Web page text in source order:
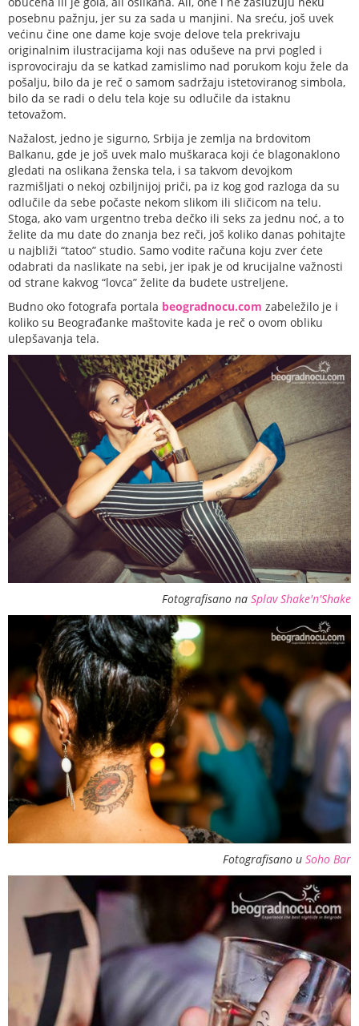
posebnu pažnju, jer su za sada u manjini. Na sreću, još uvek
većinu čine one dame koje svoje delove tela prekrivaju
originalnim ilustracijama koji nas oduševe na prvi pogled i
isprovociraju da se katkad zamislimo nad porukom koju žele da
pošalju, bilo da je reč o samom sadržaju istetoviranog simbola,
bilo da se radi o delu tela koje su odlučile da istaknu
tetovažom.
Nažalost, jedno je sigurno, Srbija je zemlja na brdovitom
Balkanu, gde je još uvek malo muškaraca koji će blagonaklono
gledati na oslikana ženska tela, i sa takvom devojkom
razmišljati o nekoj ozbiljnijoj priči, pa iz kog god razloga da su
odlučile da sebe počaste nekom slikom ili sličicom na telu.
Stoga, ako vam urgentno treba dečko ili seks za jednu noć, a to
želite da mu date do znanja bez reči, još koliko danas pohitajte
u najbliži “tatoo” studio. Samo vodite računa koju zver ćete
odabrati da naslikate na sebi, jer ipak je od krucijalne važnosti
od strane kakvog “lovca” želite da budete ustreljene.
Budno oko fotografa portala beogradnocu.com zabeležilo je i
koliko su Beograđanke maštovite kada je reč o ovom obliku
ulepšavanja tela.
Fotografisano na Splav Shake'n'Shake
Fotografisano u Soho Bar